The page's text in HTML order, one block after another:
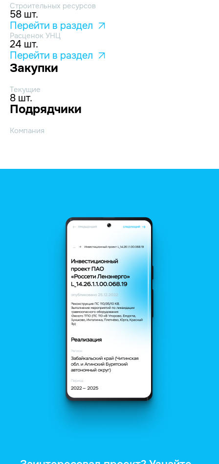
Строительных ресурсов
58 шт.
Перейти в раздел
Расценок УНЦ
24 шт.
Перейти в раздел
Закупки
Текущие
8 шт.
Подрядчики
Компания